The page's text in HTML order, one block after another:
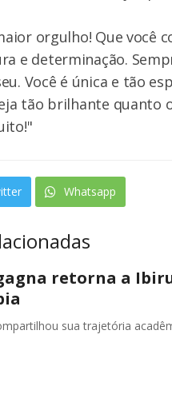
orgulho! Que você
e determinação.
Você é única e tão
tão brilhante quanto
Whatsapp
retorna a
sua trajetória